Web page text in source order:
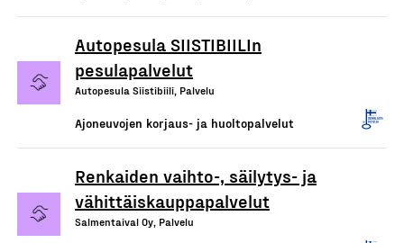
Autopesula SIISTIBIILIn
pesulapalvelut
Autopesula Siistibiili, Palvelu
Ajoneuvojen korjaus- ja huoltopalvelut
Renkaiden vaihto-, säilytys- ja
vähittäiskauppapalvelut
Salmentaival Oy, Palvelu